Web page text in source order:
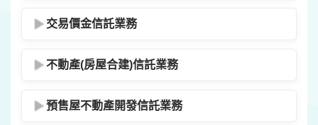
交易價金信託業務
不動產(房屋合建)信託業務
預售屋不動產開發信託業務